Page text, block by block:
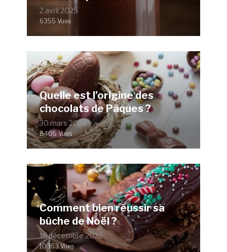
2 avril 2025
6355 Vues
Quelle est l’origine des
chocolats de Pâques ?
30 mars 2024
8405 Vues
Comment bien réussir sa
bûche de Noël ?
16 décembre 2023
10363 Vues